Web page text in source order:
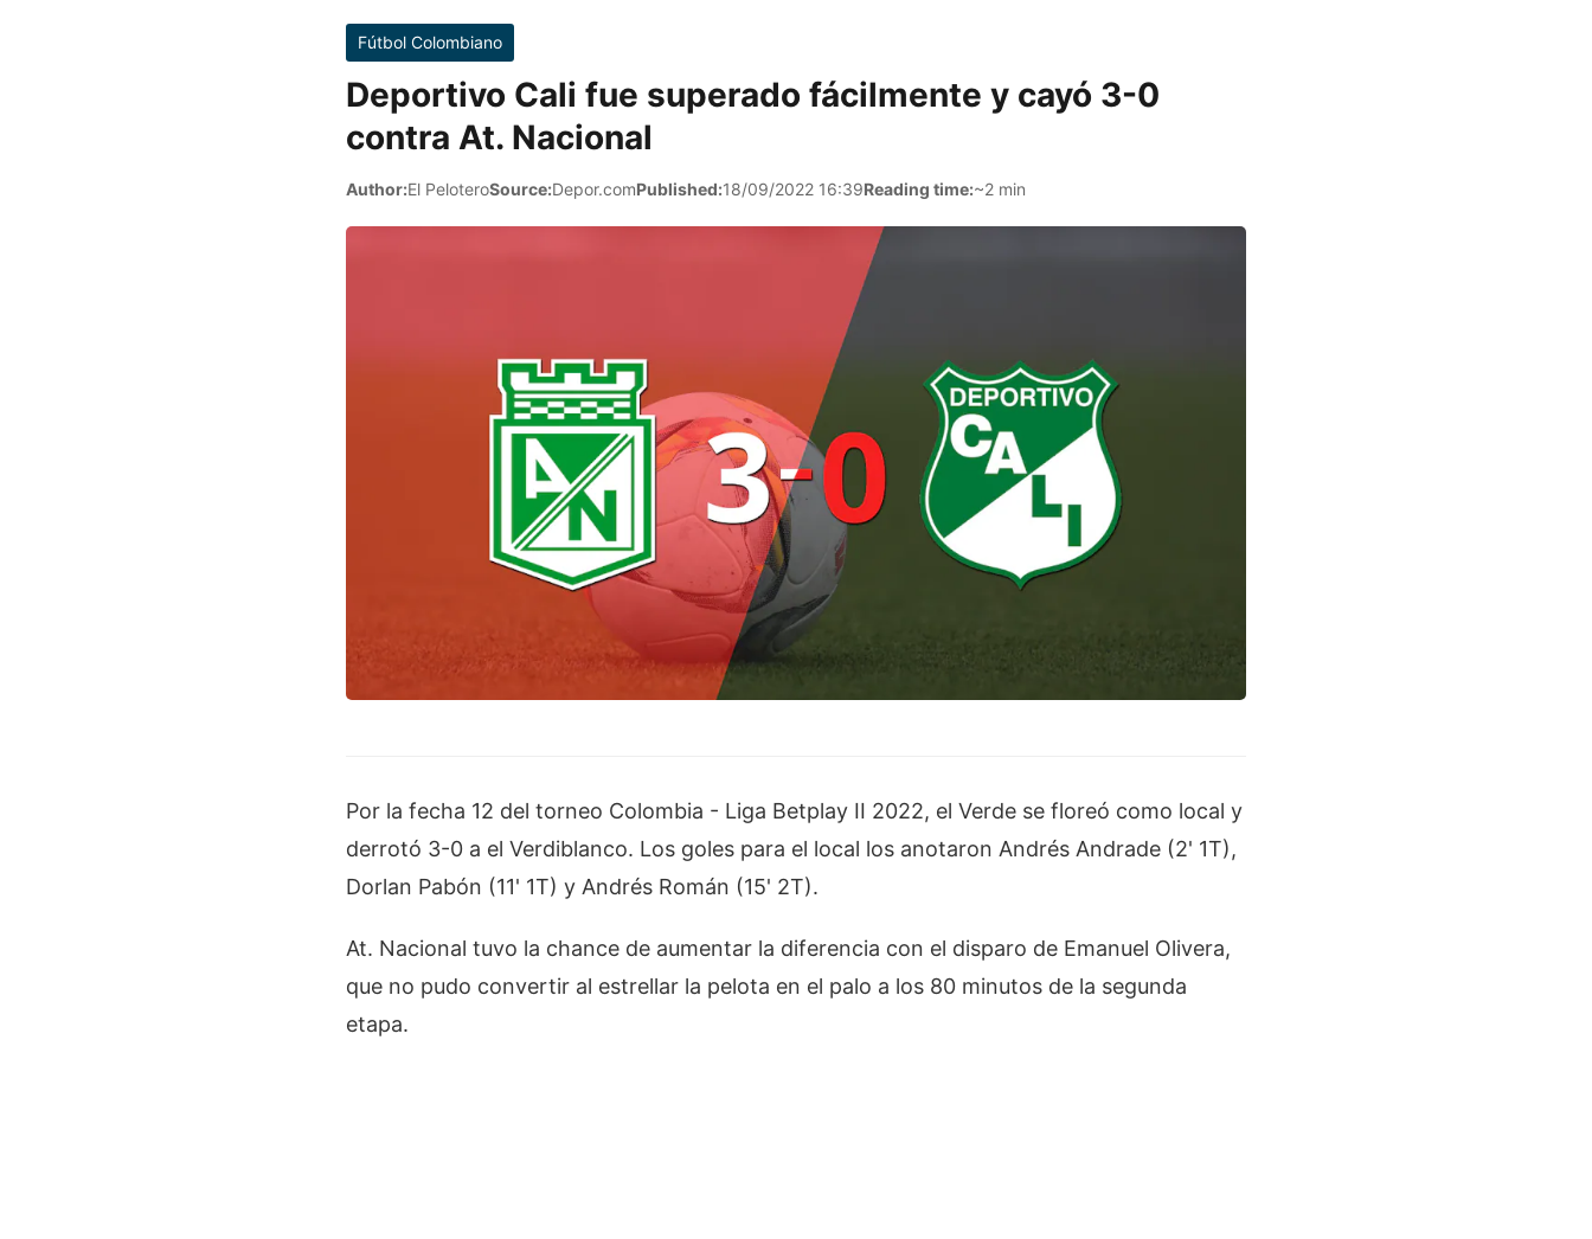
Fútbol Colombiano
Deportivo Cali fue superado fácilmente y cayó 3-0
contra At. Nacional
Author:El PeloteroSource:Depor.comPublished:18/09/2022 16:39Reading time:~2 min
Por la fecha 12 del torneo Colombia - Liga Betplay II 2022, el Verde se floreó como local y
derrotó 3-0 a el Verdiblanco. Los goles para el local los anotaron Andrés Andrade (2' 1T),
Dorlan Pabón (11' 1T) y Andrés Román (15' 2T).
At. Nacional tuvo la chance de aumentar la diferencia con el disparo de Emanuel Olivera,
que no pudo convertir al estrellar la pelota en el palo a los 80 minutos de la segunda
etapa.